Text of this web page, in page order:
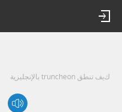
كيف تنطق truncheon بالإنجليزية